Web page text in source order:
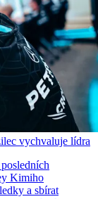
vychvaluje lídra
Kimiho
a sbírat